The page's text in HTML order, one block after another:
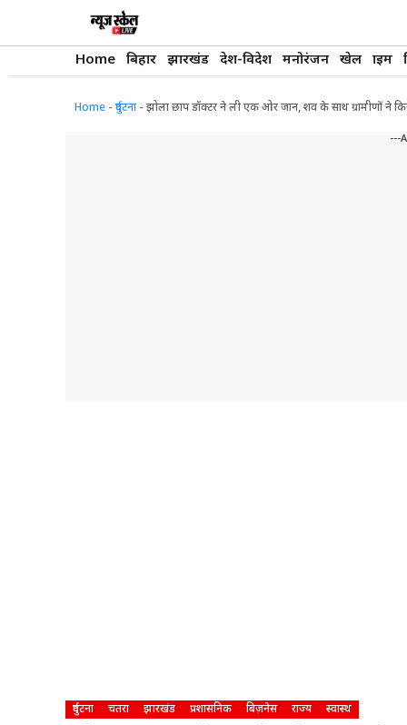
Home बिहार झारखंड देश-विदेश मनोरंजन खेल क्राइम
Home - दुर्घटना - झोला छाप डॉक्टर ने ली एक ओर जान, शव के साथ ग्रामीणों ने
---
दुर्घटना चतरा झारखंड प्रशासनिक बिज़नेस राज्य स्वास्थ